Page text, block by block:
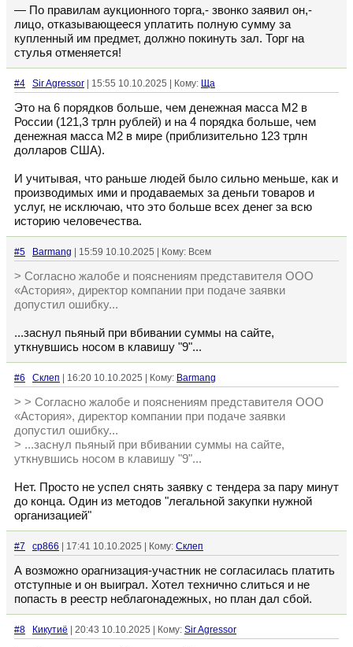
— По правилам аукционного торга,- звонко заявил он,-
лицо, отказывающееся уплатить полную сумму за
купленный им предмет, должно покинуть зал. Торг на
стулья отменяется!
#4 Sir Agressor | 15:55 10.10.2025 | Кому: Ща
Это на 6 порядков больше, чем денежная масса М2 в
России (121,3 трлн рублей) и на 4 порядка больше, чем
денежная масса М2 в мире (приблизительно 123 трлн
долларов США).
И учитывая, что раньше людей было сильно меньше, как и
производимых ими и продаваемых за деньги товаров и
услуг, не исключаю, что это больше всех денег за всю
историю человечества.
#5 Barmang | 15:59 10.10.2025 | Кому: Всем
> Согласно жалобе и пояснениям представителя ООО
«Астория», директор компании при подаче заявки
допустил ошибку...
...заснул пьяный при вбивании суммы на сайте,
уткнувшись носом в клавишу "9"...
#6 Склеп | 16:20 10.10.2025 | Кому: Barmang
> > Согласно жалобе и пояснениям представителя ООО
«Астория», директор компании при подаче заявки
допустил ошибку...
> ...заснул пьяный при вбивании суммы на сайте,
уткнувшись носом в клавишу "9"...
Нет. Просто не успел снять заявку с тендера за пару минут
до конца. Один из методов "легальной закупки нужной
организацией"
#7 cp866 | 17:41 10.10.2025 | Кому: Склеп
А возможно орагнизация-участник не согласилась платить
отступные и он выиграл. Хотел технично слиться и не
попасть в реестр неблагонадежных, но план дал сбой.
#8 Кикутиё | 20:43 10.10.2025 | Кому: Sir Agressor